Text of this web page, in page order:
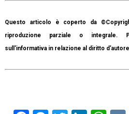
Questo articolo è coperto da
riproduzione parziale o integrale.
sull'informativa in relazione al diritto